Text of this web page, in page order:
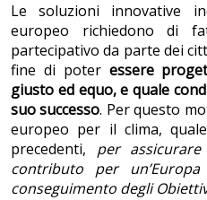
Le soluzioni innovative
europeo richiedono di
partecipativo da parte dei
fine di poter essere
giusto ed equo, e quale
suo successo. Per questo
europeo per il clima,
precedenti, per
contributo per
conseguimento degli